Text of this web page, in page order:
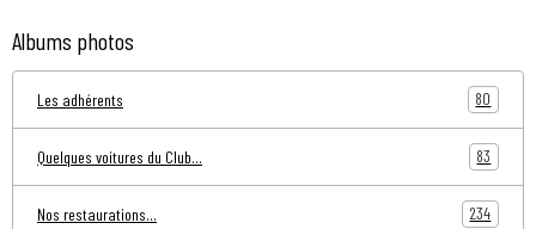
Albums photos
Les adhérents 80
Quelques voitures du Club... 83
Nos restaurations... 234